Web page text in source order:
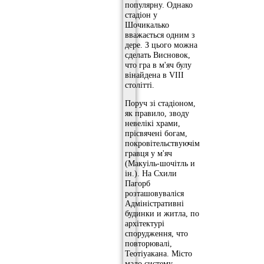
популярну. Однако
стадіон у
Шочикалько
вважається одним з
дере. З цього можна
сделать Висновок,
что гра в м'яч булу
вінайдена в VIII
столітті.
Поруч зі стадіоном,
як правило, зводу
невелікі храми,
прісвячені богам,
покровітельствуючім
гравця у м'яч
(Макуіль-шочітль и
ін.). На Схили
Пагорб
розташовуваліся
Адміністративні
будинки и житла, по
архітектурі
спорудження, что
повторювалі,
Теотіуакана. Місто